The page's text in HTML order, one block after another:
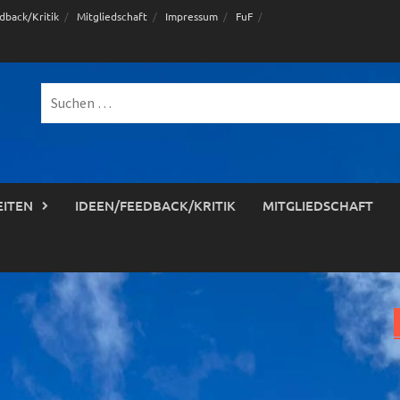
Kritik Mitgliedschaft Impressum FuF
nach:
IDEEN/FEEDBACK/KRITIK MITGLIEDSCHAFT